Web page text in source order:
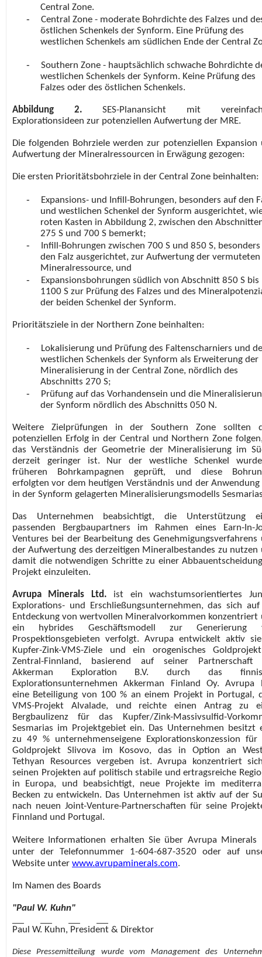
Central Zone.
-
Central Zone - moderate Bohrdichte des Falzes und
östlichen Schenkels der Synform. Eine Prüfung des
westlichen Schenkels am südlichen Ende der Central
-
Southern Zone - hauptsächlich schwache Bohrdichte
westlichen Schenkels der Synform. Keine Prüfung des
Falzes oder des östlichen Schenkels.
Abbildung 2.SES-Planansicht mit
Explorationsideen zur potenziellen Aufwertung der MRE.
Die folgenden Bohrziele werden zur potenziellen Expansion
Aufwertung der Mineralressourcen in Erwägung gezogen:
Die ersten Prioritätsbohrziele in der Central Zone beinhalten:
-
Expansions- und Infill-Bohrungen, besonders auf den
und westlichen Schenkel der Synform ausgerichtet,
roten Kasten in Abbildung 2, zwischen den
275 S und 700 S bemerkt;
-
Infill-Bohrungen zwischen 700 S und 850 S,
den Falz ausgerichtet, zur Aufwertung der vermuteten
Mineralressource, und
-
Expansionsbohrungen südlich von Abschnitt 850 S bis
1100 S zur Prüfung des Falzes und des
der beiden Schenkel der Synform.
Prioritätsziele in der Northern Zone beinhalten:
-
Lokalisierung und Prüfung des Faltenscharniers und
westlichen Schenkels der Synform als Erweiterung der
Mineralisierung in der Central Zone, nördlich des
Abschnitts 270 S;
-
Prüfung auf das Vorhandensein und die
der Synform nördlich des Abschnitts 050 N.
Weitere Zielprüfungen in der Southern Zone sollten
potenziellen Erfolg in der Central und Northern Zone
das Verständnis der Geometrie der Mineralisierung im
derzeit geringer ist. Nur der westliche Schenkel
früheren Bohrkampagnen geprüft, und diese
erfolgten vor dem heutigen Verständnis und der Anwendung
in der Synform gelagerten Mineralisierungsmodells
Das Unternehmen beabsichtigt, die Unterstützung
passenden Bergbaupartners im Rahmen eines Earn-In-
Ventures bei der Bearbeitung des Genehmigungsverfahrens
der Aufwertung des derzeitigen Mineralbestandes zu nutzen
damit die notwendigen Schritte zu einer
Projekt einzuleiten.
Avrupa Minerals Ltd. ist ein wachstumsorientiertes
Explorations- und Erschließungsunternehmen, das sich
Entdeckung von wertvollen Mineralvorkommen konzentriert
ein hybrides Geschäftsmodell zur Generierung
Prospektionsgebieten verfolgt. Avrupa entwickelt aktiv
Kupfer-Zink-VMS-Ziele und ein orogenisches
Zentral-Finnland, basierend auf seiner Partnerschaft
Akkerman Exploration B.V. durch das
Explorationsunternehmen Akkerman Finland Oy. Avrupa
eine Beteiligung von 100 % an einem Projekt in Portugal,
VMS-Projekt Alvalade, und reichte einen Antrag zu
Bergbaulizenz für das Kupfer/Zink-Massivsulfid-
Sesmarias im Projektgebiet ein. Das Unternehmen besitzt
zu 49 % unternehmenseigene Explorationskonzession für
Goldprojekt Slivova im Kosovo, das in Option an
Tethyan Resources vergeben ist. Avrupa konzentriert
seinen Projekten auf politisch stabile und ertragsreiche
in Europa, und beabsichtigt, neue Projekte im
Becken zu entwickeln. Das Unternehmen ist aktiv auf der
nach neuen Joint-Venture-Partnerschaften für seine
Finnland und Portugal.
Weitere Informationen erhalten Sie über Avrupa Minerals
unter der Telefonnummer 1-604-687-3520 oder auf
Website unter www.avrupaminerals.com.
Im Namen des Boards
"Paul W. Kuhn"
Paul W. Kuhn, President & Direktor
Diese Pressemitteilung wurde vom Management des